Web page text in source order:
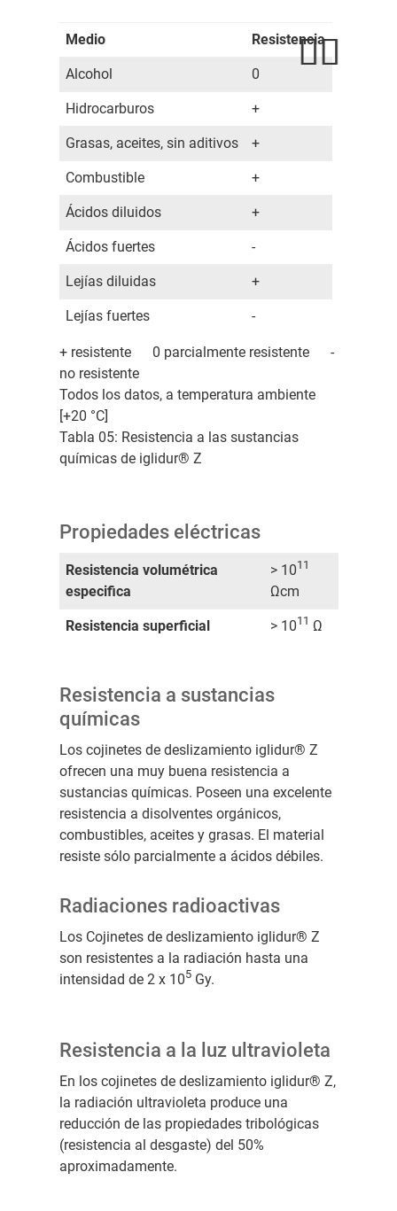
Medio Resistencia
Alcohol 0
Hidrocarburos +
Grasas, aceites, sin aditivos +
Combustible +
Ácidos diluidos +
Ácidos fuertes -
Lejías diluidas +
Lejías fuertes -
+ resistente 0 parcialmente resistente -
no resistente
Todos los datos, a temperatura ambiente
[+20 °C]
Tabla 05: Resistencia a las sustancias
químicas de iglidur® Z
Propiedades eléctricas
Resistencia volumétrica
especifica
> 1011
Ωcm
Resistencia superficial > 1011 Ω
Resistencia a sustancias
químicas
Los cojinetes de deslizamiento iglidur® Z
ofrecen una muy buena resistencia a
sustancias químicas. Poseen una excelente
resistencia a disolventes orgánicos,
combustibles, aceites y grasas. El material
resiste sólo parcialmente a ácidos débiles.
Radiaciones radioactivas
Los Cojinetes de deslizamiento iglidur® Z
son resistentes a la radiación hasta una
intensidad de 2 x 105Gy.
Resistencia a la luz ultravioleta
En los cojinetes de deslizamiento iglidur® Z,
la radiación ultravioleta produce una
reducción de las propiedades tribológicas
(resistencia al desgaste) del 50%
aproximadamente.